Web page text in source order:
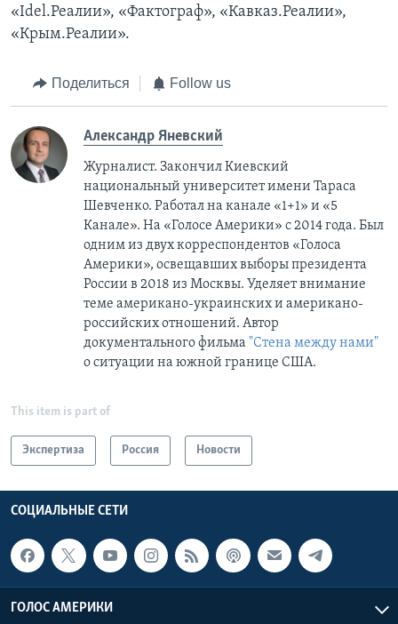
«Idel.Реалии», «Фактограф», «Кавказ.Реалии»,
«Крым.Реалии».
Поделиться Follow us
Александр Яневский
Журналист. Закончил Киевский
национальный университет имени Тараса
Шевченко. Работал на канале «1+1» и «5
Канале». На «Голосе Америки» с 2014 года. Был
одним из двух корреспондентов «Голоса
Америки», освещавших выборы президента
России в 2018 из Москвы. Уделяет внимание
теме американо-украинских и американо-
российских отношений. Автор
документального фильма "Стена между нами"
о ситуации на южной границе США.
This item is part of
Экспертиза Россия Новости
СОЦИАЛЬНЫЕ СЕТИ
ГОЛОС АМЕРИКИ